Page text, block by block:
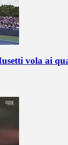
vola ai